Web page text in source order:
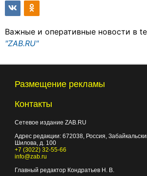
Важные и оперативные новости в
"ZAB.RU"
Размещение рекламы
Контакты
Сетевое издание ZAB.RU
Адрес редакции: 672038, Россия,
Шилова, д. 100
+7 (3022) 32-55-66
info@zab.ru
Главный редактор Кондратьев Н. В.